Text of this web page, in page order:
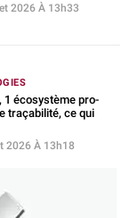
2026 À 13h33
1 écosystème pro-
traçabilité, ce qui
2026 À 13h18